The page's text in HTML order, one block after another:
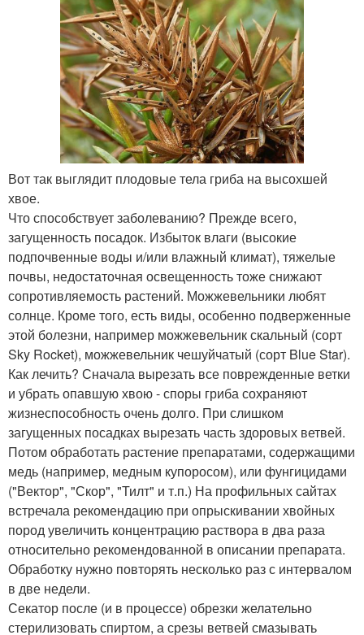
Вот так выглядит плодовые тела гриба на высохшей
хвое.
Что способствует заболеванию? Прежде всего,
загущенность посадок. Избыток влаги (высокие
подпочвенные воды и/или влажный климат), тяжелые
почвы, недостаточная освещенность тоже снижают
сопротивляемость растений. Можжевельники любят
солнце. Кроме того, есть виды, особенно подверженные
этой болезни, например можжевельник скальный (сорт
Sky Rocket), можжевельник чешуйчатый (сорт Blue Star).
Как лечить? Сначала вырезать все поврежденные ветки
и убрать опавшую хвою - споры гриба сохраняют
жизнеспособность очень долго. При слишком
загущенных посадках вырезать часть здоровых ветвей.
Потом обработать растение препаратами, содержащими
медь (например, медным купоросом), или фунгицидами
("Вектор", "Скор", "Тилт" и т.п.) На профильных сайтах
встречала рекомендацию при опрыскивании хвойных
пород увеличить концентрацию раствора в два раза
относительно рекомендованной в описании препарата.
Обработку нужно повторять несколько раз с интервалом
в две недели.
Секатор после (и в процессе) обрезки желательно
стерилизовать спиртом, а срезы ветвей смазывать